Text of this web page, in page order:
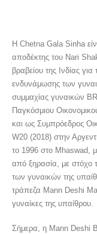
Η Chetna Gala Sinha
αποδέκτης του Nari
βραβείου της Ινδίας
ενδυνάμωσης των
συμμαχίας γυναικών
Παγκόσμιου
και ως Συμπρόεδρος
W20 (2018) στην
το 1996 στο Mhaswad,
από ξηρασία, με στόχο
των γυναικών της
τράπεζα Mann Deshi
γυναίκες της υπαίθρου.
Σήμερα, η Mann Deshi